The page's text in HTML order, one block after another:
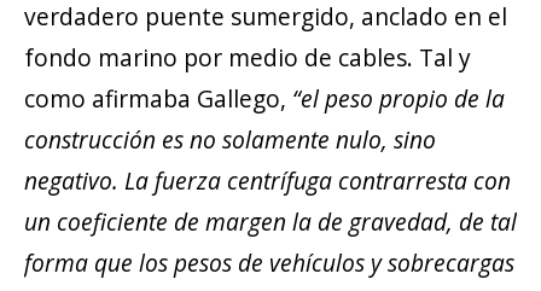
verdadero puente sumergido, anclado en el
fondo marino por medio de cables. Tal y
como afirmaba Gallego, “el peso propio de la
construcción es no solamente nulo, sino
negativo. La fuerza centrífuga contrarresta con
un coeficiente de margen la de gravedad, de tal
forma que los pesos de vehículos y sobrecargas